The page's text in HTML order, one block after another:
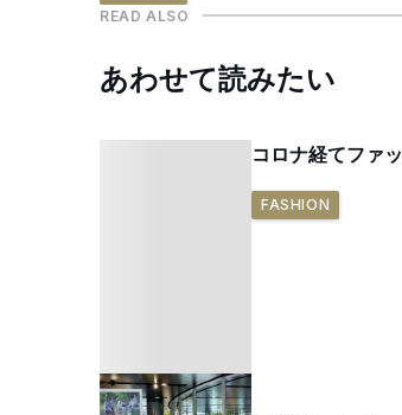
READ ALSO
あわせて読みたい
コロナ経てファ
FASHION